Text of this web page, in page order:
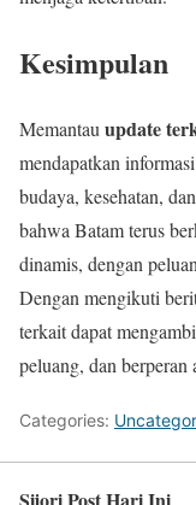
Kesimpulan
Memantau update
mendapatkan
budaya, kesehatan,
bahwa Batam terus
dinamis, dengan
Dengan mengikuti
terkait dapat
peluang, dan
Categories:
Sijori Post Hari Ini